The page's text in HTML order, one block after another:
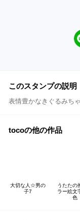
このスタンプの説明
表情豊かなきぐるみち
tocoの他の作品
大切な人☆男の
子7
うたたの
ラー絵文
色